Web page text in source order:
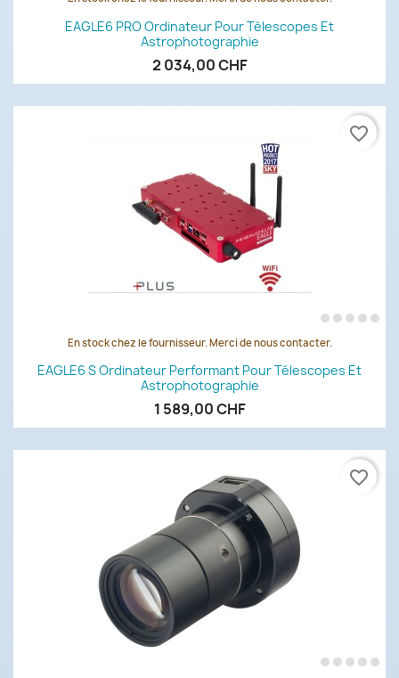
EAGLE6 PRO Ordinateur Pour Télescopes Et
Astrophotographie
2 034,00 CHF
En stock chez le fournisseur. Merci de nous contacter.
EAGLE6 S Ordinateur Performant Pour Télescopes Et
Astrophotographie
1 589,00 CHF
favorite_border
favorite_border